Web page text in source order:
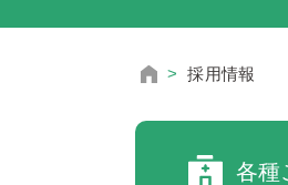
採用情報
各種